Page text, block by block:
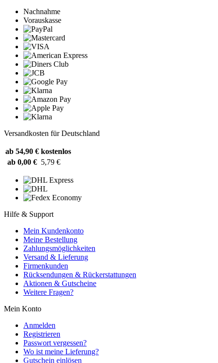
Nachnahme
Vorauskasse
Versandkosten für Deutschland
ab 54,90 € kostenlos
ab 0,00 € 5,79 €
Hilfe & Support
Mein Kundenkonto
Meine Bestellung
Zahlungsmöglichkeiten
Versand & Lieferung
Firmenkunden
Rücksendungen & Rückerstattungen
Aktionen & Gutscheine
Weitere Fragen?
Mein Konto
Anmelden
Registrieren
Passwort vergessen?
Wo ist meine Lieferung?
Gutschein einlösen